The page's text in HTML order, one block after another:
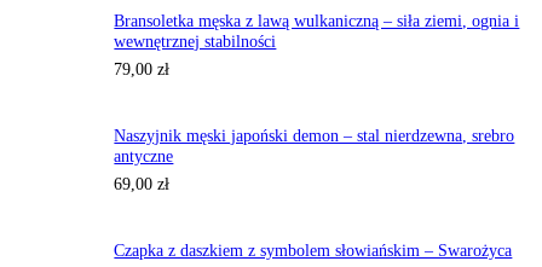
Bransoletka męska z lawą wulkaniczną – siła ziemi, ognia i
wewnętrznej stabilności
79,00zł
Naszyjnik męski japoński demon – stal nierdzewna, srebro
antyczne
69,00zł
Czapka z daszkiem z symbolem słowiańskim – Swarożyca